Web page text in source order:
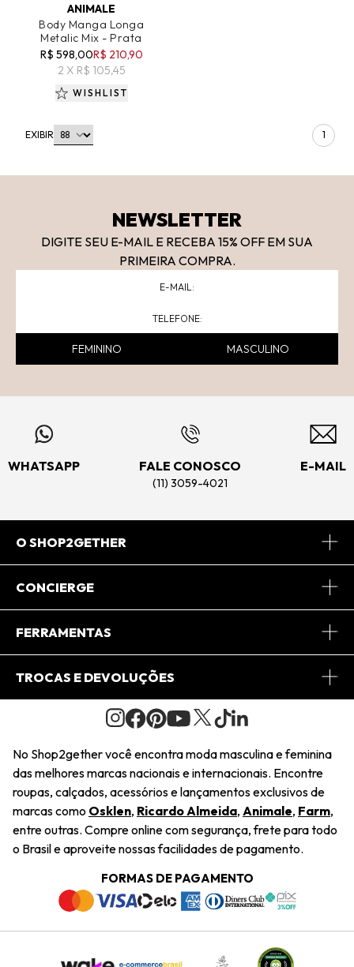
ANIMALE
Body Manga Longa
Metalic Mix - Prata
R$ 598,00R$ 210,90
2 X R$ 105,45
WISHLIST
EXIBIR 1
NEWSLETTER
DIGITE SEU E-MAIL E RECEBA 15% OFF EM SUA
PRIMEIRA COMPRA.
FEMININO MASCULINO
WHATSAPP FALE CONOSCO
(11) 3059-4021
E-MAIL
O SHOP2GETHER
Sobre Nós
Journal
Saiu na Mídia
Sustentabilidade
Navegando
Termos e Condições
Trabalhe Conosco
CONCIERGE
Central de Relacionamento
Regulamento e Promoções
FERRAMENTAS
Minha Conta
Pedido de Presente
Wishlist
TROCAS E DEVOLUÇÕES
Condições Gerais
Troca Fácil
Restituição de Pagamento
Dúvidas Frequentes
Termos e Condições
Política de Privacidade
No Shop2gether você encontra moda masculina e feminina
das melhores marcas nacionais e internacionais. Encontre
roupas, calçados, acessórios e lançamentos exclusivos de
marcas como Osklen, Ricardo Almeida, Animale, Farm,
entre outras. Compre online com segurança, frete para todo
o Brasil e aproveite nossas facilidades de pagamento.
FORMAS DE PAGAMENTO